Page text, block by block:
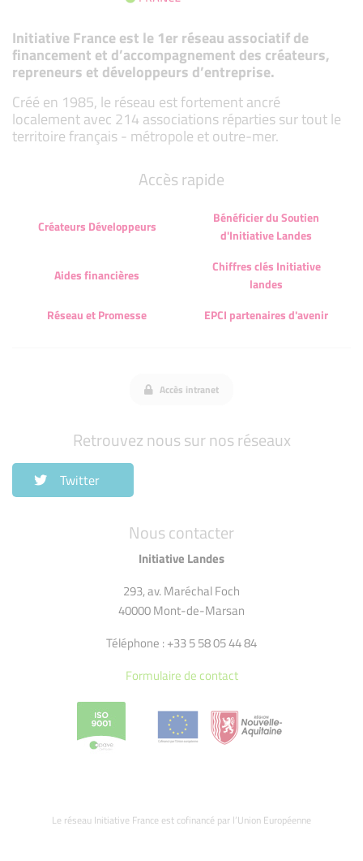
Initiative France est le 1er réseau associatif de
financement et d’accompagnement des créateurs,
repreneurs et développeurs d’entreprise.
Créé en 1985, le réseau est fortement ancré
localement avec 214 associations réparties sur tout le
territoire français - métropole et outre-mer.
Nous contacter
Initiative Landes
293, av. Maréchal Foch
40000 Mont-de-Marsan
Téléphone : +33 5 58 05 44 84
Formulaire de contact
Le réseau Initiative France est cofinancé par l’Union Européenne
Accès rapide
Créateurs Développeurs
Bénéficier du Soutien
d'Initiative Landes
Aides financières
Chiffres clés Initiative
landes
Réseau et Promesse
EPCI partenaires d'avenir
Accès intranet
Retrouvez nous sur nos réseaux
Twitter